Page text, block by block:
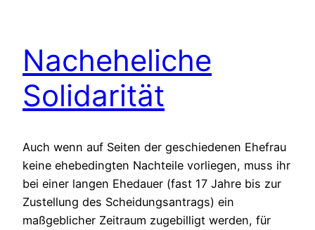
Nacheheliche
Solidarität
Auch wenn auf Seiten der geschiedenen Ehefrau
keine ehebedingten Nachteile vorliegen, muss ihr
bei einer langen Ehedauer (fast 17 Jahre bis zur
Zustellung des Scheidungsantrags) ein
maßgeblicher Zeitraum zugebilligt werden, für